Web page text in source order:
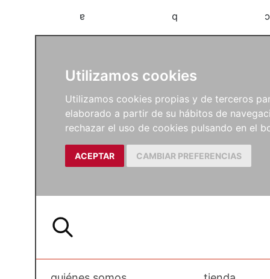
Utilizamos cookies
Utilizamos cookies propias y de terceros
elaborado a partir de su hábitos de
rechazar el uso de cookies pulsando en el
ACEPTAR CAMBIAR PREFERENCIAS
a b c